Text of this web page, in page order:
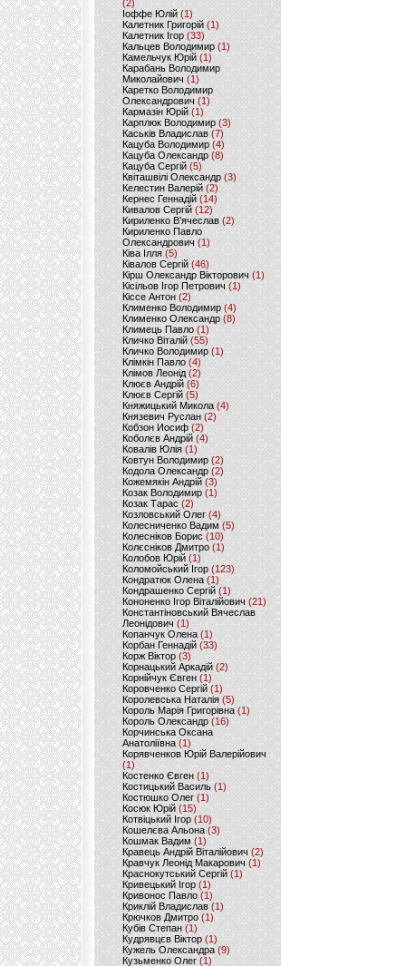
(2)
Іоффе Юлій (1)
Калетник Григорій(1)
Калетник Ігор (33)
Кальцев Володимир(1)
Камельчук Юрій (1)
Карабань Володимир
Миколайович (1)
Каретко Володимир
Олександрович (1)
Кармазін Юрій(1)
Карплюк Володимир(3)
Каськів Владислав (7)
Кацуба Володимир (4)
Кацуба Олександр (8)
Кацуба Сергій (5)
Квіташвілі Олександр(3)
Келестин Валерій(2)
Кернес Геннадій (14)
Кивалов Сергій (12)
Кириленко В’ячеслав (2)
Кириленко Павло
Олександрович (1)
Ківа Ілля (5)
Ківалов Сергій(46)
Кірш Олександр Вікторович (1)
Кісільов Ігор Петрович (1)
Кіссе Антон (2)
Клименко Володимир(4)
Клименко Олександр (8)
Климець Павло (1)
Кличко Віталій(55)
Кличко Володимир (1)
Клімкін Павло (4)
Клімов Леонід(2)
Клюєв Андрій(6)
Клюєв Сергій (5)
Княжицький Микола(4)
Князевич Руслан (2)
Кобзон Иосиф(2)
Коболєв Андрій (4)
Ковалів Юлія(1)
Ковтун Володимир (2)
Кодола Олександр (2)
Кожемякін Андрій (3)
Козак Володимир (1)
Козак Тарас (2)
Козловський Олег(4)
Колесниченко Вадим (5)
Колесніков Борис (10)
Колєсніков Дмитро (1)
Колобов Юрій (1)
Коломойський Ігор (123)
Кондратюк Олена(1)
Кондрашенко Сергій (1)
Кононенко Ігор Віталійович (21)
Константіновський Вячеслав
Леонідович (1)
Копанчук Олена (1)
Корбан Геннадій (33)
Корж Віктор (3)
Корнацький Аркадій (2)
Корнійчук Євген (1)
Коровченко Сергій (1)
Королевська Наталія(5)
Король Марія Григорівна (1)
Король Олександр (16)
Корчинська Оксана
Анатоліївна (1)
Корявченков Юрій Валерійович
(1)
Костенко Євген (1)
Костицький Василь (1)
Костюшко Олег (1)
Косюк Юрій (15)
Котвіцький Ігор (10)
Кошелєва Альона(3)
Кошмак Вадим (1)
Кравець Андрій Віталійович (2)
Кравчук Леонід Макарович (1)
Краснокутський Сергій (1)
Кривецький Ігор (1)
Кривонос Павло (1)
Криклій Владислав (1)
Крючков Дмитро(1)
Кубів Степан(1)
Кудрявцєв Віктор (1)
Кужель Олександра (9)
Кузьменко Олег (1)